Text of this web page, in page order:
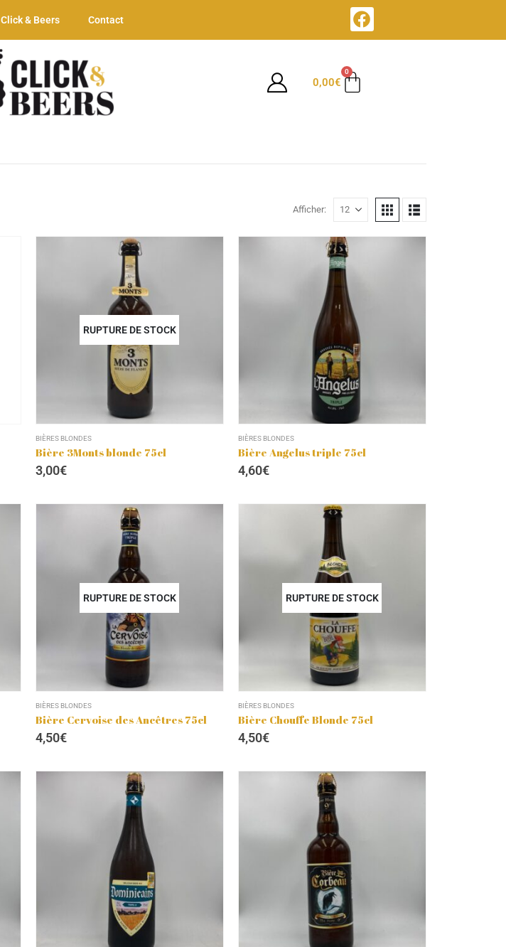
Click & Beers Contact
0,00€
0
Afficher:
RUPTURE DE STOCK
BIÈRES BLONDES
Bière 3Monts blonde 75cl
3,00€
BIÈRES BLONDES
Bière Angelus triple 75cl
4,60€
RUPTURE DE STOCK
BIÈRES BLONDES
Bière Cervoise des Ancêtres 75cl
4,50€
RUPTURE DE STOCK
BIÈRES BLONDES
Bière Chouffe Blonde 75cl
4,50€